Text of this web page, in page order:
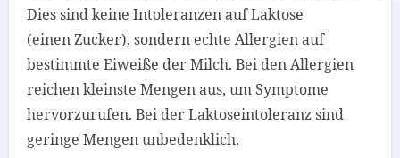
Dies sind keine Intoleranzen auf Laktose
(einen Zucker), sondern echte Allergien auf
bestimmte Eiweiße der Milch. Bei den Allergien
reichen kleinste Mengen aus, um Symptome
hervorzurufen. Bei der Laktoseintoleranz sind
geringe Mengen unbedenklich.